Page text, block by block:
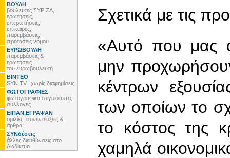
ΒΟΥΛΗ
βουλευτές ΣΥΡΙΖΑ,
ερωτήσεις,
επερωτήσεις,
επίκαιρες,
παρεμβάσεις,
προτάσεις νόμου
ΕΥΡΩΒΟΥΛΗ
παρεμβάσεις &
ερωτήσεις
του ευρωβουλευτή
ΒΙΝΤΕΟ
SYN TV.. χωρίς διαφημίσεις
ΦΩΤΟΓΡΑΦΙΕΣ
φωτογραφικά στιγμιότυπα,
συλλογές
ΕΙΠΑΝ,ΕΓΡΑΨΑΝ
ομιλίες, συνεντεύξεις &
άρθρα
ΣΥΝδέσεις
άλλες διευθύνσεις στο
Διαδίκτυο
Σχετικά με τις
«Αυτό που μας
μην
κέντρων
των οποίων το
το κόστος της
χαμηλά